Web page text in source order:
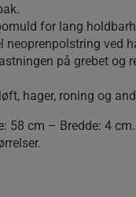
for lang
neoprenpolstring ved
på grebet og
hager, roning og
58 cm – Bredde: 4